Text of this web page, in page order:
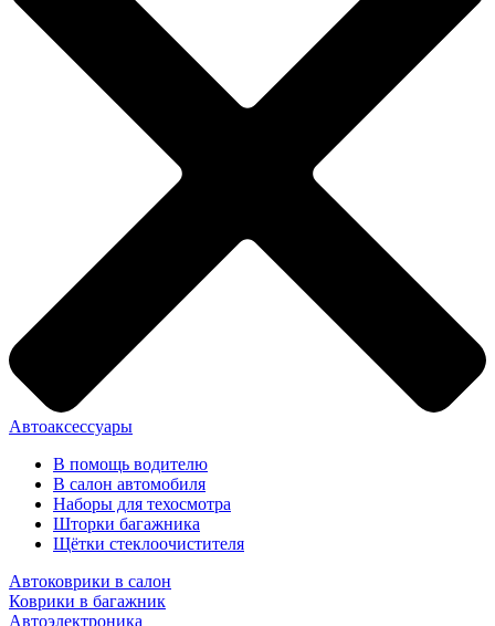
Автоаксессуары
В помощь водителю
В салон автомобиля
Наборы для техосмотра
Шторки багажника
Щётки стеклоочистителя
Автоковрики в салон
Коврики в багажник
Автоэлектроника